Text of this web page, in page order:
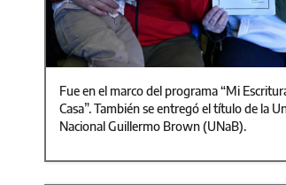
Fue en el marco del programa “Mi
Casa”. También se entregó el título de la
Nacional Guillermo Brown (UNaB).